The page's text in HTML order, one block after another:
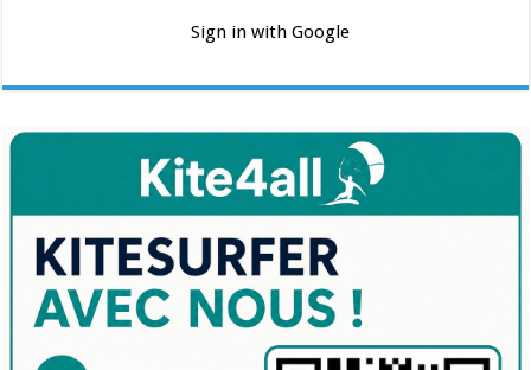
Sign in with Google